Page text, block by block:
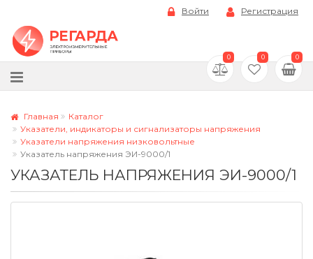
Войти Регистрация
0 0 0
Главная
Каталог
Указатели, индикаторы и сигнализаторы напряжения
Указатели напряжения низковольтные
Указатель напряжения ЭИ-9000/1
УКАЗАТЕЛЬ НАПРЯЖЕНИЯ ЭИ-9000/1